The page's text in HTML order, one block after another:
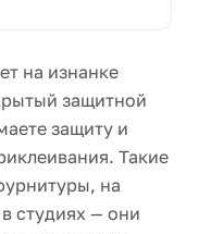
на изнанке
защитной
защиту и
Такие
на
студиях — они